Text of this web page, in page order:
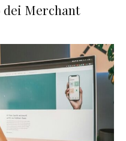
dei Merchant